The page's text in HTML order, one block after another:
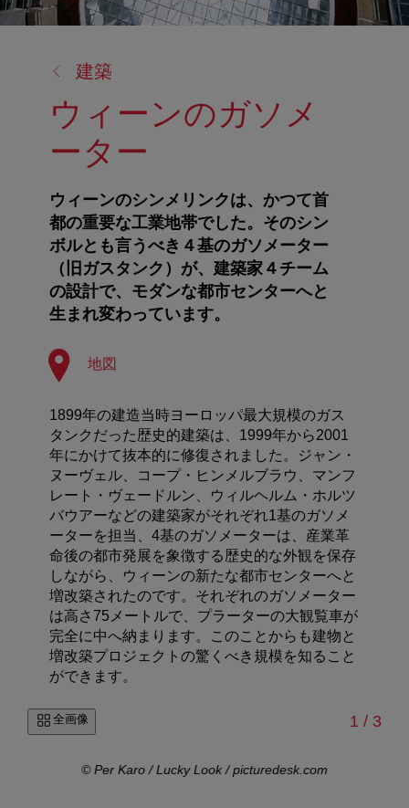
建築
ウィーンのガソメ
ーター
ウィーンのシンメリンクは、かつて首
都の重要な工業地帯でした。そのシン
ボルとも言うべき４基のガソメーター
（旧ガスタンク）が、建築家４チーム
の設計で、モダンな都市センターへと
生まれ変わっています。
地図
1899年の建造当時ヨーロッパ最大規模のガス
タンクだった歴史的建築は、1999年から2001
年にかけて抜本的に修復されました。ジャン・
ヌーヴェル、コープ・ヒンメルブラウ、マンフ
レート・ヴェードルン、ウィルヘルム・ホルツ
バウアーなどの建築家がそれぞれ1基のガソメ
ーターを担当、4基のガソメーターは、産業革
命後の都市発展を象徴する歴史的な外観を保存
しながら、ウィーンの新たな都市センターへと
増改築されたのです。それぞれのガソメーター
は高さ75メートルで、プラーターの大観覧車が
完全に中へ納まります。このことからも建物と
増改築プロジェクトの驚くべき規模を知ること
ができます。
全画像 1 // 3
© Per Karo / Lucky Look / picturedesk.com